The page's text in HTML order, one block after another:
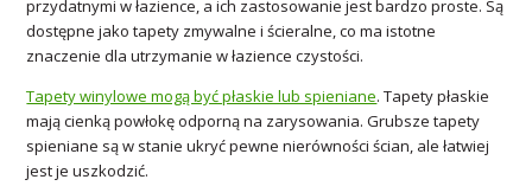
przydatnymi w łazience, a ich zastosowanie jest bardzo proste. Są
dostępne jako tapety zmywalne i ścieralne, co ma istotne
znaczenie dla utrzymanie w łazience czystości.
Tapety winylowe mogą być płaskie lub spieniane. Tapety płaskie
mają cienką powłokę odporną na zarysowania. Grubsze tapety
spieniane są w stanie ukryć pewne nierówności ścian, ale łatwiej
jest je uszkodzić.